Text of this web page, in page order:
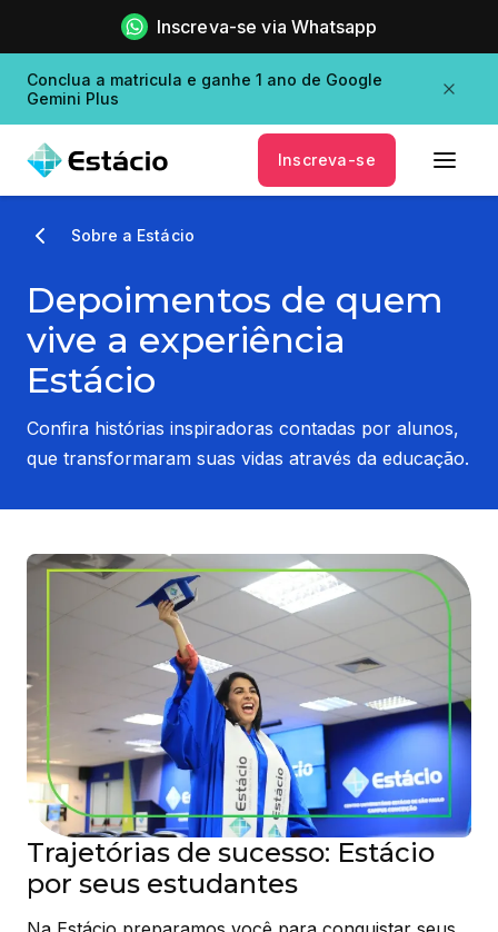
Inscreva-se via Whatsapp
Conclua a matricula e ganhe 1 ano de Google
Gemini Plus
Inscreva-se
Sobre a Estácio
Depoimentos de quem
vive a experiência
Estácio
Confira histórias inspiradoras contadas por alunos,
que transformaram suas vidas através da educação.
Trajetórias de sucesso: Estácio
por seus estudantes